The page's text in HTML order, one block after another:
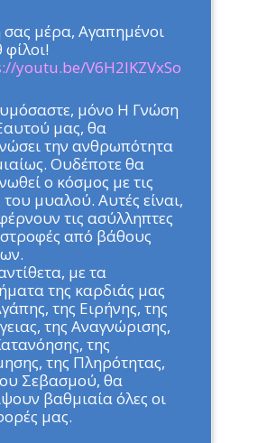
ΜΕΡΟΣ (4)
» ΑΡΘΡΑ »ΕΠΙΣΤΟΛΗ
ΜΕΡΟΣ (4)
σας μέρα, Αγαπημένοι
youtu.be/V6H2IKZVxSo
μόνο Η Γνώση
μας, θα
την ανθρωπότητα
Ουδέποτε θα
ο κόσμος με τις
του μυαλού. Αυτές είναι,
τις ασύλληπτες
από βάθους
με τα
της καρδιάς μας
της Ειρήνης, της
της Αναγνώρισης,
της
της Πληρότητας,
Σεβασμού, θα
βαθμιαία όλες οι
ορές μας.